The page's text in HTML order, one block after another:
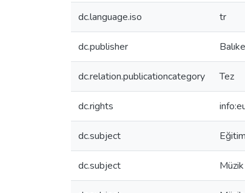
dc.language.iso tr
dc.publisher
dc.relation.publicationcategory Tez
dc.rights
dc.subject
dc.subject Müzik